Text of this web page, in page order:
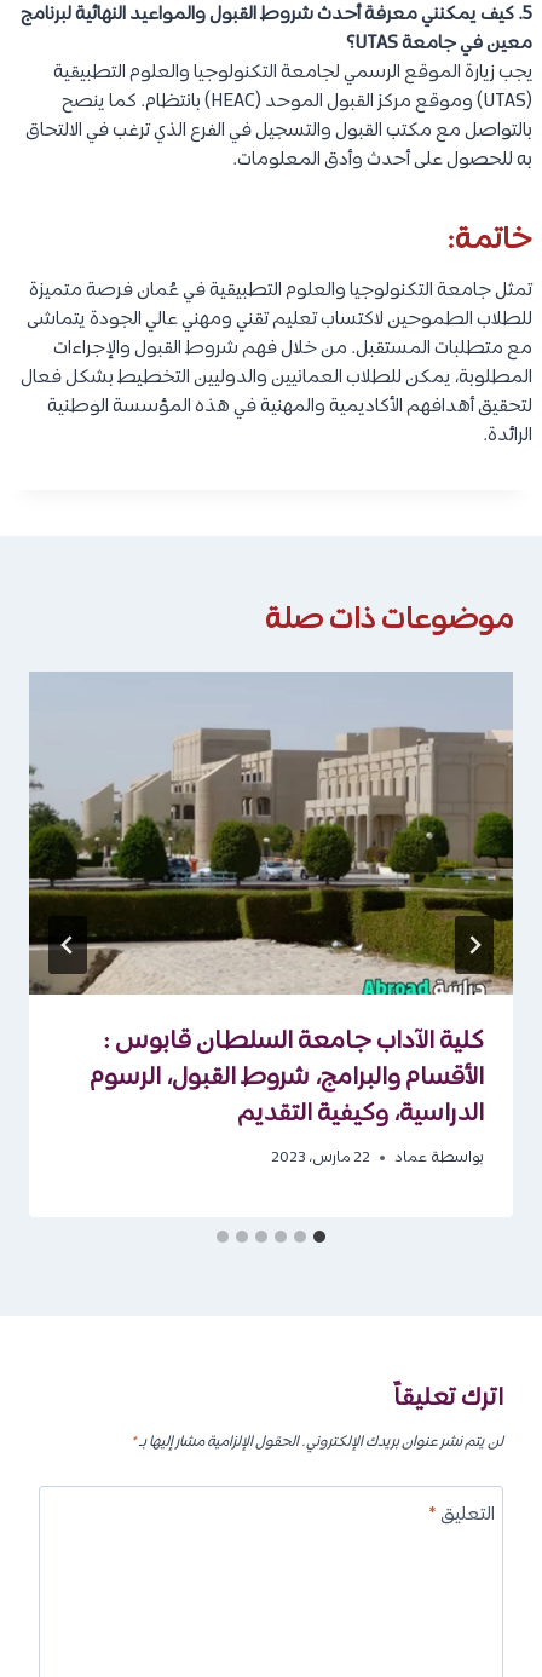
5. كيف يمكنني معرفة أحدث شروط القبول والمواعيد النهائية لبرنامج
معين في جامعة UTAS؟
يجب زيارة الموقع الرسمي لجامعة التكنولوجيا والعلوم التطبيقية
(UTAS) وموقع مركز القبول الموحد (HEAC) بانتظام. كما ينصح
بالتواصل مع مكتب القبول والتسجيل في الفرع الذي ترغب في الالتحاق
به للحصول على أحدث وأدق المعلومات.
خاتمة:
تمثل جامعة التكنولوجيا والعلوم التطبيقية في عُمان فرصة متميزة
للطلاب الطموحين لاكتساب تعليم تقني ومهني عالي الجودة يتماشى
مع متطلبات المستقبل. من خلال فهم شروط القبول والإجراءات
المطلوبة، يمكن للطلاب العمانيين والدوليين التخطيط بشكل فعال
لتحقيق أهدافهم الأكاديمية والمهنية في هذه المؤسسة الوطنية
الرائدة.
موضوعات ذات صلة
كلية الآداب جامعة السلطان قابوس :
الأقسام والبرامج، شروط القبول، الرسوم
الدراسية، وكيفية التقديم
بواسطة عماد 22 مارس، 2023
اترك تعليقاً
لن يتم نشر عنوان بريدك الإلكتروني.الحقول الإلزامية مشار إليها بـ*
التعليق*